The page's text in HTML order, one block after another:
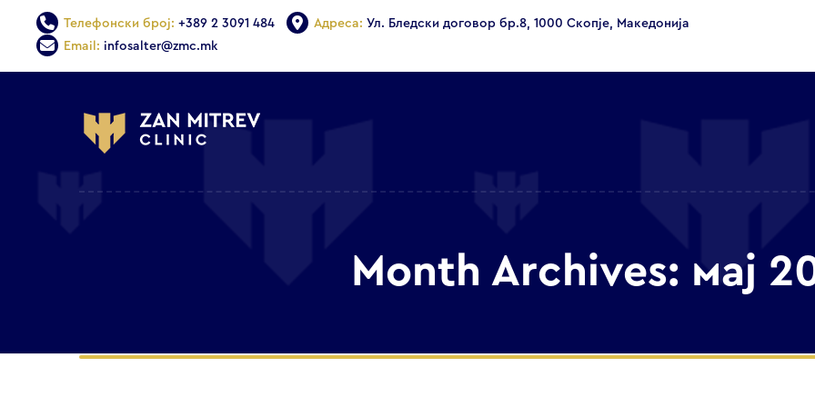
Телефонски број: +389 2 3091 484 Адреса: Ул. Бледски договор бр.8, 1000 Скопје, Македонија
Email: infosalter@zmc.mk
Month Archives: мај